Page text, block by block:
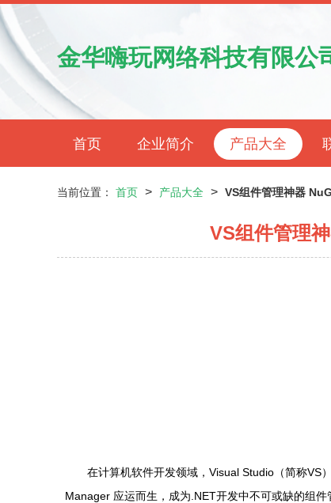
金华嗨玩网络科技有限公
首页 企业简介 产品大全
当前位置： 首页 > 产品大全 > VS组件管理神器
VS组件管理
在计算机软件开发领域，Visual Studio（简称VS
Manager 应运而生，成为.NET开发中不可或缺的组